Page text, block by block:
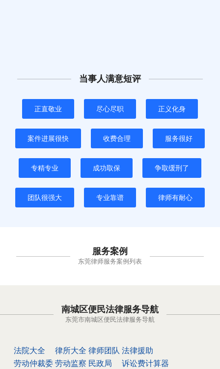
当事人满意短评
正直敬业 尽心尽职 正义化身
案件进展很快 收费合理 服务很好
专精专业 成功取保 争取缓刑了
团队很强大 专业靠谱 律师有耐心
服务案例
东莞律师服务案例列表
南城区便民法律服务导航
东莞市南城区便民法律服务导航
法院大全 律所大全 律师团队 法律援助
劳动仲裁委 劳动监察 民政局
诉讼费计算器